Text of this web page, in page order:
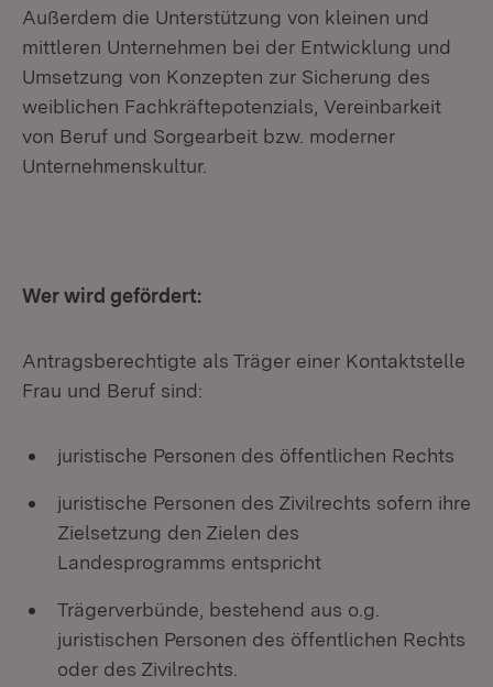
Außerdem die Unterstützung von kleinen und
mittleren Unternehmen bei der Entwicklung und
Umsetzung von Konzepten zur Sicherung des
weiblichen Fachkräftepotenzials, Vereinbarkeit
von Beruf und Sorgearbeit bzw. moderner
Unternehmenskultur.
Wer wird gefördert:
Antragsberechtigte als Träger einer Kontaktstelle
Frau und Beruf sind:
juristische Personen des öffentlichen Rechts
juristische Personen des Zivilrechts sofern ihre
Zielsetzung den Zielen des
Landesprogramms entspricht
Trägerverbünde, bestehend aus o.g.
juristischen Personen des öffentlichen Rechts
oder des Zivilrechts.